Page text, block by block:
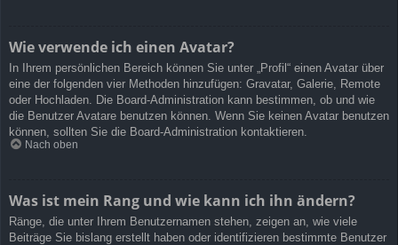
Wie verwende ich einen Avatar?
In Ihrem persönlichen Bereich können Sie unter „Profil“ einen Avatar über
eine der folgenden vier Methoden hinzufügen: Gravatar, Galerie, Remote
oder Hochladen. Die Board-Administration kann bestimmen, ob und wie
die Benutzer Avatare benutzen können. Wenn Sie keinen Avatar benutzen
können, sollten Sie die Board-Administration kontaktieren.
Nach oben
Was ist mein Rang und wie kann ich ihn ändern?
Ränge, die unter Ihrem Benutzernamen stehen, zeigen an, wie viele
Beiträge Sie bislang erstellt haben oder identifizieren bestimmte Benutzer